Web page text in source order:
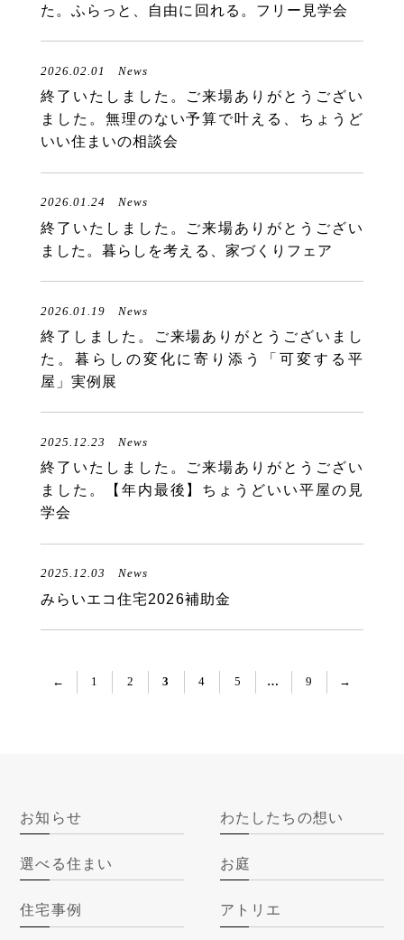
た。ふらっと、自由に回れる。フリー見学会
2026.02.01 News
終了いたしました。ご来場ありがとうござい
ました。無理のない予算で叶える、ちょうど
いい住まいの相談会
2026.01.24 News
終了いたしました。ご来場ありがとうござい
ました。暮らしを考える、家づくりフェア
2026.01.19 News
終了しました。ご来場ありがとうございまし
た。暮らしの変化に寄り添う「可変する平
屋」実例展
2025.12.23 News
終了いたしました。ご来場ありがとうござい
ました。【年内最後】ちょうどいい平屋の見
学会
2025.12.03 News
みらいエコ住宅2026補助金
← 1 2 3 4 5 … 9 →
お知らせ わたしたちの想い
選べる住まい お庭
住宅事例 アトリエ